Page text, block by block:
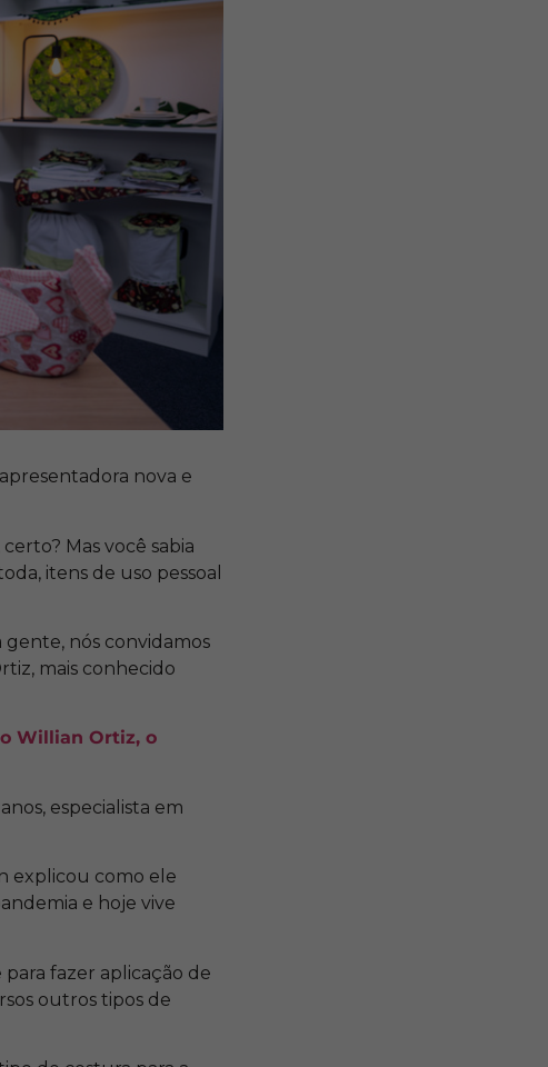
nova e
Mas você sabia
itens de uso pessoal
gente, nós convidamos
mais conhecido
Willian Ortiz, o
especialista em
explicou como ele
e hoje vive
fazer aplicação de
outros tipos de